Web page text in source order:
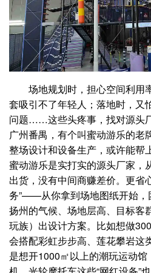
场地规划时，担心空间利用
套吸引不了年轻人；落地时，又
问题……这些头疼事，找对源头
广州番禺，有个叫蜜动游乐的老
整场设计和设备生产，或许能帮
蜜动游乐是实打实的源头厂家，
出货，没有中间商赚差价。更省
务”——从你拿到场地图纸开始，
扬州的气候、场地层高、目标客
玩族）出设计方案。比如想做
会搭配彩虹步步高、莲花攀岩这
是想开1000㎡以上的潮玩运动